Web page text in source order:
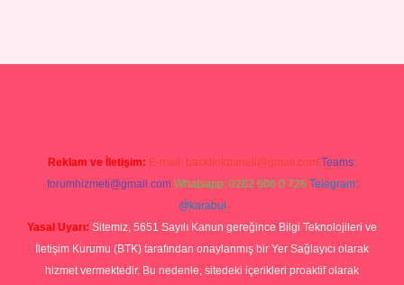
Reklam ve İletişim: E-mail: backlinkpaneli@gmail.com Teams:
forumhizmeti@gmail.com Whatsapp: 0262 606 0 726 Telegram:
@karabul
Yasal Uyarı: Sitemiz, 5651 Sayılı Kanun gereğince Bilgi Teknolojileri ve
İletişim Kurumu (BTK) tarafından onaylanmış bir Yer Sağlayıcı olarak
hizmet vermektedir. Bu nedenle, sitedeki içerikleri proaktif olarak